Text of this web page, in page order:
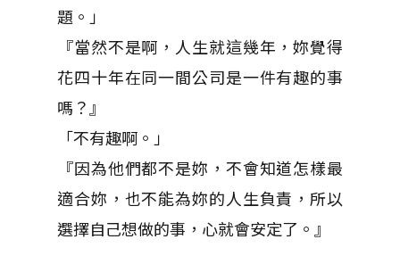
題。」
『當然不是啊，人生就這幾年，妳覺得
花四十年在同一間公司是一件有趣的事
嗎？』
「不有趣啊。」
『因為他們都不是妳，不會知道怎樣最
適合妳，也不能為妳的人生負責，所以
選擇自己想做的事，心就會安定了。』